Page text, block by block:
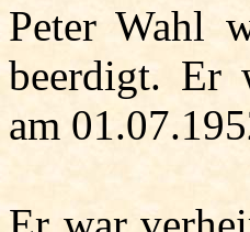
Peter Wahl
beerdigt. Er
am